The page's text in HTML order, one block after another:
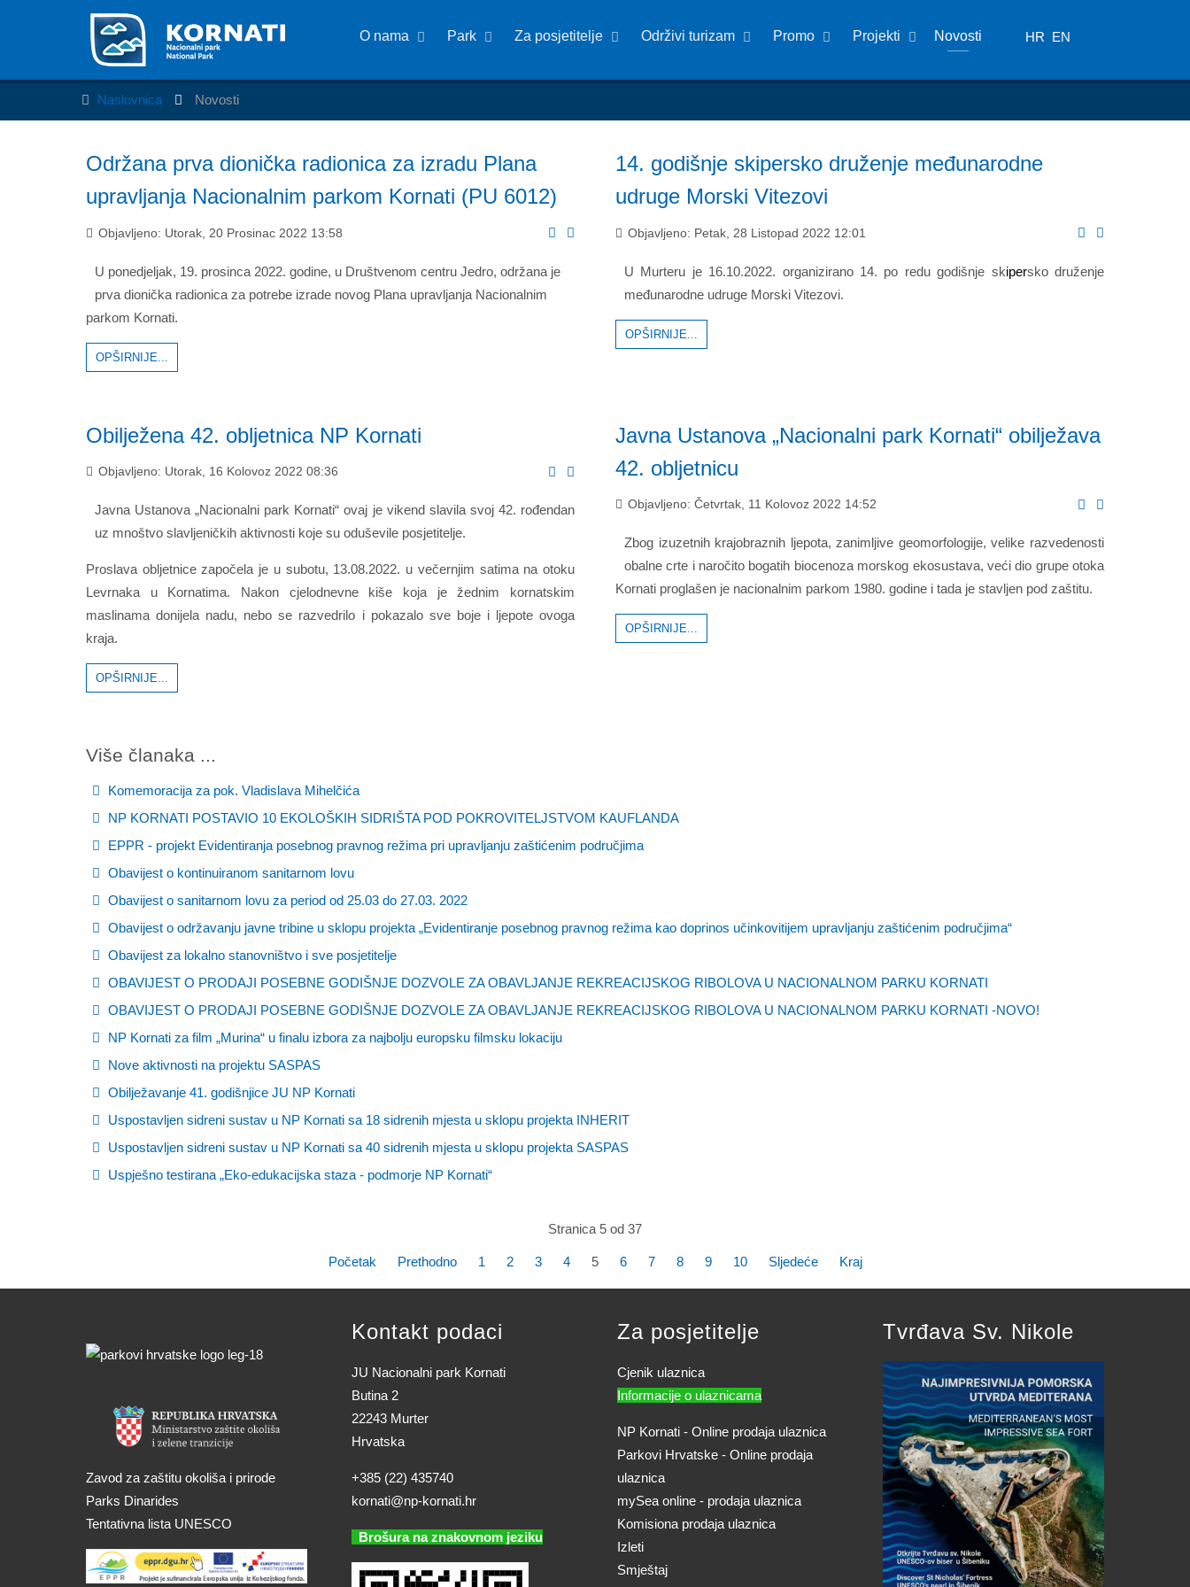
O nama Park Za posjetitelje Održivi turizam Promo Projekti Novosti HR EN
Naslovnica Novosti
Održana prva dionička radionica za izradu Plana
upravljanja Nacionalnim parkom Kornati (PU 6012)
Objavljeno: Utorak, 20 Prosinac 2022 13:58
U ponedjeljak, 19. prosinca 2022. godine, u Društvenom centru Jedro, održana je
prva dionička radionica za potrebe izrade novog Plana upravljanja Nacionalnim
parkom Kornati.
OPŠIRNIJE...
14. godišnje skipersko druženje međunarodne
udruge Morski Vitezovi
Objavljeno: Petak, 28 Listopad 2022 12:01
U Murteru je 16.10.2022. organizirano 14. po redu godišnje skipersko druženje
međunarodne udruge Morski Vitezovi.
OPŠIRNIJE...
Obilježena 42. obljetnica NP Kornati
Objavljeno: Utorak, 16 Kolovoz 2022 08:36
Javna Ustanova „Nacionalni park Kornati“ ovaj je vikend slavila svoj 42. rođendan
uz mnoštvo slavljeničkih aktivnosti koje su oduševile posjetitelje.
Proslava obljetnice započela je u subotu, 13.08.2022. u večernjim satima na otoku
Levrnaka u Kornatima. Nakon cjelodnevne kiše koja je žednim kornatskim
maslinama donijela nadu, nebo se razvedrilo i pokazalo sve boje i ljepote ovoga
kraja.
OPŠIRNIJE...
Javna Ustanova „Nacionalni park Kornati“ obilježava
42. obljetnicu
Objavljeno: Četvrtak, 11 Kolovoz 2022 14:52
Zbog izuzetnih krajobraznih ljepota, zanimljive geomorfologije, velike razvedenosti
obalne crte i naročito bogatih biocenoza morskog ekosustava, veći dio grupe otoka
Kornati proglašen je nacionalnim parkom 1980. godine i tada je stavljen pod zaštitu.
OPŠIRNIJE...
Više članaka ...
Komemoracija za pok. Vladislava Mihelčića
NP KORNATI POSTAVIO 10 EKOLOŠKIH SIDRIŠTA POD POKROVITELJSTVOM KAUFLANDA
EPPR - projekt Evidentiranja posebnog pravnog režima pri upravljanju zaštićenim područjima
Obavijest o kontinuiranom sanitarnom lovu
Obavijest o sanitarnom lovu za period od 25.03 do 27.03. 2022
Obavijest o održavanju javne tribine u sklopu projekta „Evidentiranje posebnog pravnog režima kao doprinos učinkovitijem upravljanju zaštićenim područjima“
Obavijest za lokalno stanovništvo i sve posjetitelje
OBAVIJEST O PRODAJI POSEBNE GODIŠNJE DOZVOLE ZA OBAVLJANJE REKREACIJSKOG RIBOLOVA U NACIONALNOM PARKU KORNATI
OBAVIJEST O PRODAJI POSEBNE GODIŠNJE DOZVOLE ZA OBAVLJANJE REKREACIJSKOG RIBOLOVA U NACIONALNOM PARKU KORNATI -NOVO!
NP Kornati za film „Murina“ u finalu izbora za najbolju europsku filmsku lokaciju
Nove aktivnosti na projektu SASPAS
Obilježavanje 41. godišnjice JU NP Kornati
Uspostavljen sidreni sustav u NP Kornati sa 18 sidrenih mjesta u sklopu projekta INHERIT
Uspostavljen sidreni sustav u NP Kornati sa 40 sidrenih mjesta u sklopu projekta SASPAS
Uspješno testirana „Eko-edukacijska staza - podmorje NP Kornati“
Stranica 5 od 37
Početak Prethodno 1 2 3 4 5 6 7 8 9 10 Sljedeće Kraj
Zavod za zaštitu okoliša i prirode
Parks Dinarides
Tentativna lista UNESCO
Kontakt podaci
JU Nacionalni park Kornati
Butina 2
22243 Murter
Hrvatska
+385 (22) 435740
kornati@np-kornati.hr
Brošura na znakovnom jeziku
Za posjetitelje
Cjenik ulaznica
Informacije o ulaznicama
NP Kornati - Online prodaja ulaznica
Parkovi Hrvatske - Online prodaja
ulaznica
mySea online - prodaja ulaznica
Komisiona prodaja ulaznica
Izleti
Smještaj
Tvrđava Sv. Nikole